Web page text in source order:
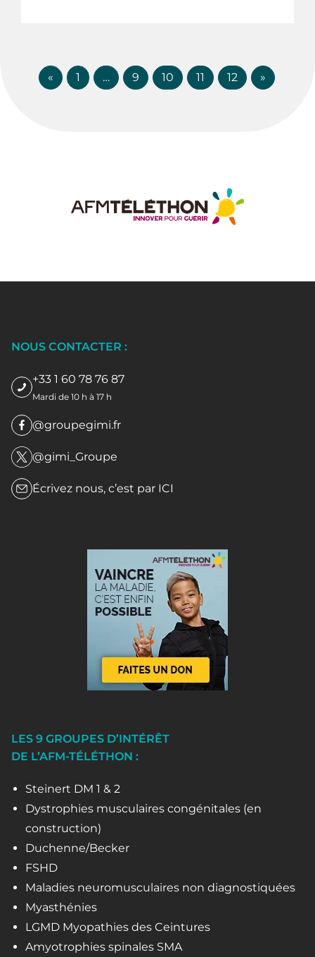
« 1 … 9 10 11 12 »
NOUS CONTACTER :
+33 1 60 78 76 87
Mardi de 10 h à 17 h
@groupegimi.fr
@gimi_Groupe
Écrivez nous, c’est par ICI
LES 9 GROUPES D’INTÉRÊT
DE L’AFM-TÉLÉTHON :
Steinert DM 1 & 2
Dystrophies musculaires congénitales (en
construction)
Duchenne/Becker
FSHD
Maladies neuromusculaires non diagnostiquées
Myasthénies
LGMD Myopathies des Ceintures
Amyotrophies spinales SMA